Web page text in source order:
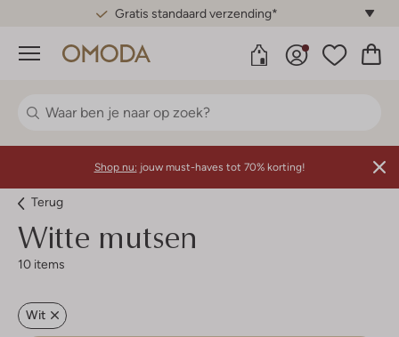
Gratis standaard verzending*
Menu
Shop nu: jouw must-haves tot 70% korting!
Terug
Witte mutsen
10 items
Wit